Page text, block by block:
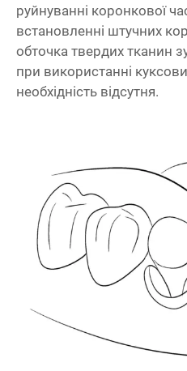
руйнуванні коронкової
встановленні штучних
обточка твердих тканин
при використанні
необхідність відсутня.